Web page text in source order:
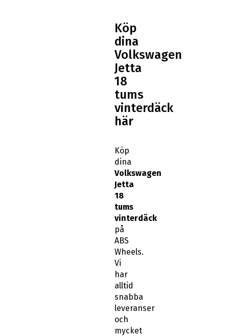
Köp
dina
Volkswagen
Jetta
18
tums
vinterdäck
här
Köp
dina
Volkswagen
Jetta
18
tums
vinterdäck
på
ABS
Wheels.
Vi
har
alltid
snabba
leveranser
och
mycket